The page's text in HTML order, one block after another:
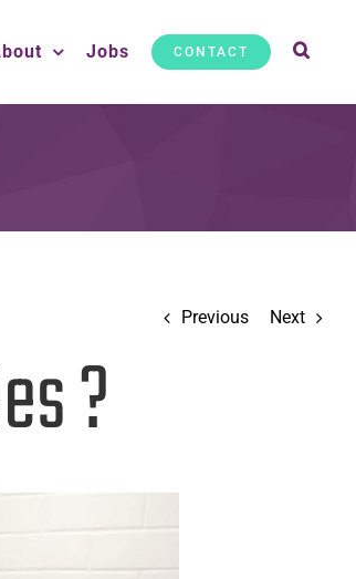
Jobs CONTACT
Previous Next
?